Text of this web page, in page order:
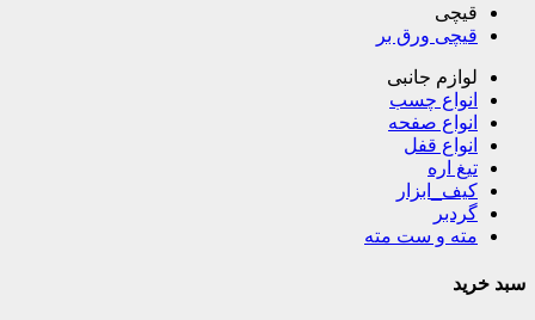
قیچی
قیچی ورق بر
لوازم جانبی
انواع چسب
انواع صفحه
انواع قفل
تیغ اره
کیف_ابزار
گردبر
مته و ست مته
سبد خرید